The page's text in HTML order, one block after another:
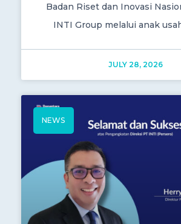
Badan Riset dan Inovasi
INTI Group melalui anak
JULY 28, 2026
NEWS